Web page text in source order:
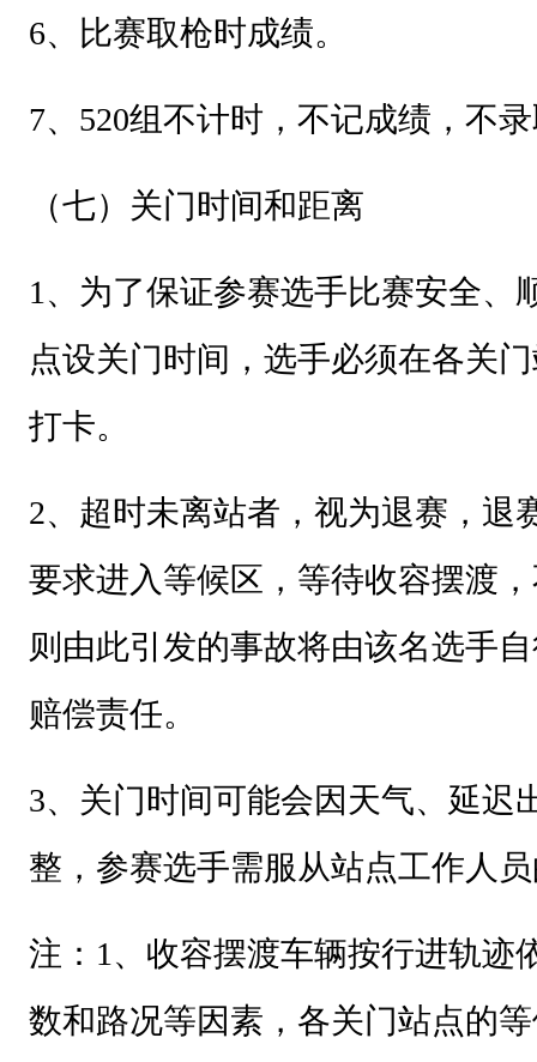
6、比赛取枪时成绩。
7、520组不计时，不记成绩，不
（七）关门时间和距离
1 、为了保证参赛选手比赛安全、
点设关门时间，选手必须在各关
打卡。
2、超时未离站者，视为退赛，退
要求进入等候区，等待收容摆渡
则由此引发的事故将由该名选手
赔偿责任。
3、关门时间可能会因天气、延迟
整，参赛选手需服从站点工作人
注： 1 、收容摆渡车辆按行进轨迹
数和路况等因素，各关门站点的